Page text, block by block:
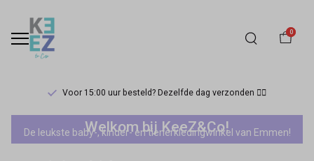
0
Voor 15:00 uur besteld? Dezelfde dag verzonden 🏃‍♀️
Tumble
'N
Welkom bij KeeZ&Co!
De leukste baby-, kinder- en tienerkledingwinkel van Emmen!